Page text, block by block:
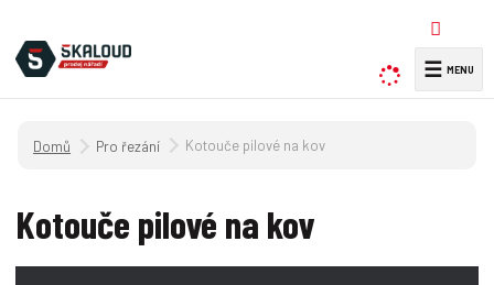
y
☰
Úvodní strana
Pro řezání Kotouče pilové na kov
Kotouče pilové na kov